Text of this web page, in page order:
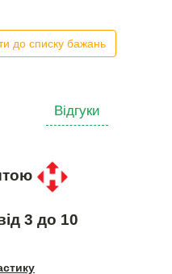
до списку бажань
Відгуки
3 до 10